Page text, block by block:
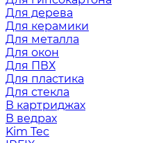
Для дерева
Для керамики
Для металла
Для окон
Для ПВХ
Для пластика
Для стекла
В картриджах
В ведрах
Kim Tec